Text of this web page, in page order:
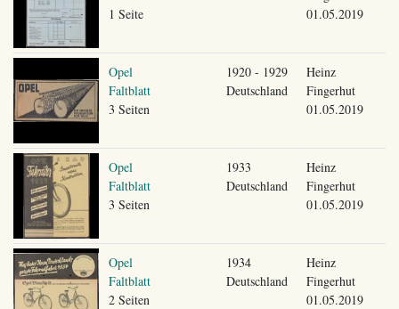
1 Seite
01.05.2019
Opel
Faltblatt
3 Seiten
1920 - 1929
Deutschland
Heinz
Fingerhut
01.05.2019
Opel
Faltblatt
3 Seiten
1933
Deutschland
Heinz
Fingerhut
01.05.2019
Opel
Faltblatt
2 Seiten
1934
Deutschland
Heinz
Fingerhut
01.05.2019